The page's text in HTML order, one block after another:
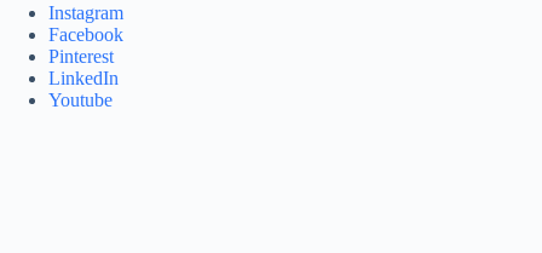
Instagram
Facebook
Pinterest
LinkedIn
Youtube